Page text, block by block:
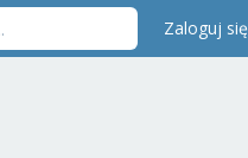
Zaloguj się